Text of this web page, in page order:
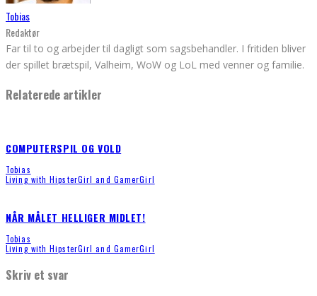
Tobias
Redaktør
Far til to og arbejder til dagligt som sagsbehandler. I fritiden bliver
der spillet brætspil, Valheim, WoW og LoL med venner og familie.
Relaterede artikler
COMPUTERSPIL OG VOLD
Tobias
Living with HipsterGirl and GamerGirl
NÅR MÅLET HELLIGER MIDLET!
Tobias
Living with HipsterGirl and GamerGirl
Skriv et svar